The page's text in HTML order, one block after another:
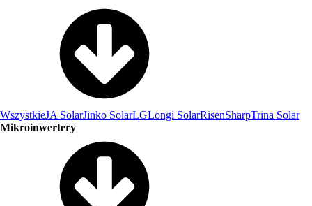
WszystkieJA SolarJinko SolarLGLongi SolarRisenSharpTrina Solar
Mikroinwertery